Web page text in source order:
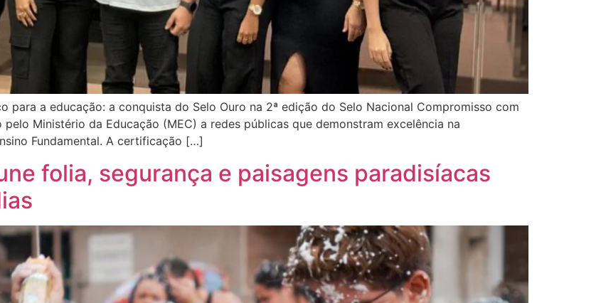
para a educação: a conquista do Selo Ouro na 2ª edição do Selo Nacional Compromisso com
Ministério da Educação (MEC) a redes públicas que demonstram excelência na
Fundamental. A certificação […]
folia, segurança e paisagens paradisíacas